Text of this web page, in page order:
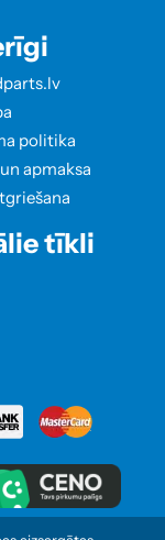
politika
apmaksa
tīkli